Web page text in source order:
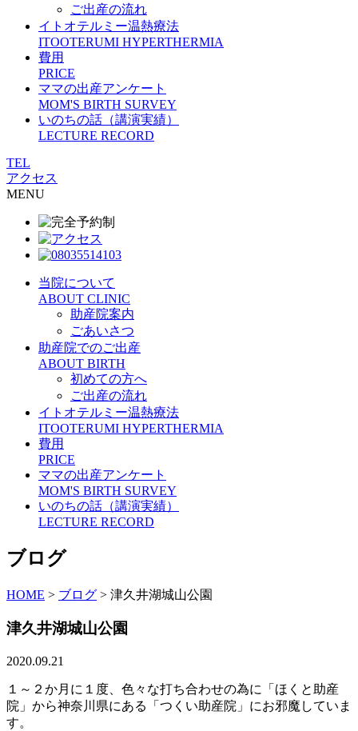
ご出産の流れ
イトオテルミー温熱療法
ITOOTERUMI HYPERTHERMIA
費用
PRICE
ママの出産アンケート
MOM'S BIRTH SURVEY
いのちの話（講演実績）
LECTURE RECORD
TEL
アクセス
MENU
当院について
ABOUT CLINIC
助産院案内
ごあいさつ
助産院でのご出産
ABOUT BIRTH
初めての方へ
ご出産の流れ
イトオテルミー温熱療法
ITOOTERUMI HYPERTHERMIA
費用
PRICE
ママの出産アンケート
MOM'S BIRTH SURVEY
いのちの話（講演実績）
LECTURE RECORD
ブログ
HOME > ブログ > 津久井湖城山公園
津久井湖城山公園
2020.09.21
１～２か月に１度、色々な打ち合わせの為に「ほくと助産
院」から神奈川県にある「つくい助産院」にお邪魔していま
す。